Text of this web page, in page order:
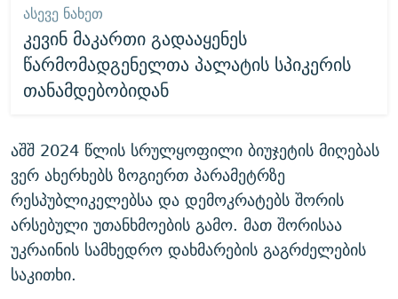
ᲐᲡᲔᲕᲔ ᲜᲐᲮᲔᲗ
კევინ მაკართი გადააყენეს
წარმომადგენელთა პალატის სპიკერის
თანამდებობიდან
აშშ 2024 წლის სრულყოფილი ბიუჯეტის მიღებას
ვერ ახერხებს ზოგიერთ პარამეტრზე
რესპუბლიკელებსა და დემოკრატებს შორის
არსებული უთანხმოების გამო. მათ შორისაა
უკრაინის სამხედრო დახმარების გაგრძელების
საკითხი.